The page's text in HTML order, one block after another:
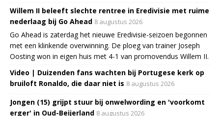
Willem II beleeft slechte rentree in Eredivisie met ruime
nederlaag bij Go Ahead 8 augustus 2026
Go Ahead is zaterdag het nieuwe Eredivisie-seizoen begonnen
met een klinkende overwinning. De ploeg van trainer Joseph
Oosting won in eigen huis met 4-1 van promovendus Willem II.
Video | Duizenden fans wachten bij Portugese kerk op
bruiloft Ronaldo, die daar niet is 8 augustus 2026
Jongen (15) grijpt stuur bij onwelwording en 'voorkomt
erger' in Oud-Beijerland 8 augustus 2026